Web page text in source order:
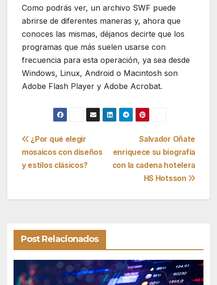
Como podrás ver, un archivo SWF puede
abrirse de diferentes maneras y, ahora que
conoces las mismas, déjanos decirte que los
programas que más suelen usarse con
frecuencia para esta operación, ya sea desde
Windows, Linux, Android o Macintosh son
Adobe Flash Player y Adobe Acrobat.
Navegación
de
Salvador Oñate
enriquece su biografía
con la cadena hotelera
HS Hotsson
¿Por qué elegir
mosaicos con diseños
y estilos clásicos?
Post Relacionados